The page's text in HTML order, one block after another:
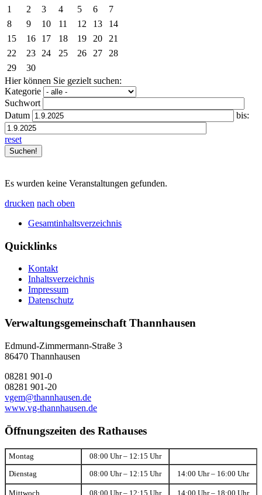
1
2 3 4 5 6
7
8
9 10 11 12 13
14
15
16 17 18 19 20
21
22
23 24 25 26 27
28
29
30
Hier können Sie gezielt suchen:
Kategorie
Suchwort
Datum
bis:
reset
Es wurden keine Veranstaltungen gefunden.
drucken nach oben
Gesamtinhaltsverzeichnis
Quicklinks
Kontakt
Inhaltsverzeichnis
Impressum
Datenschutz
Verwaltungsgemeinschaft Thannhausen
Edmund-Zimmermann-Straße 3
86470 Thannhausen
08281 901-0
08281 901-20
vgem@thannhausen.de
www.vg-thannhausen.de
Öffnungszeiten des Rathauses
Montag 08:00 Uhr – 12:15 Uhr
Dienstag 08:00 Uhr – 12:15 Uhr 14:00 Uhr – 16:00 Uhr